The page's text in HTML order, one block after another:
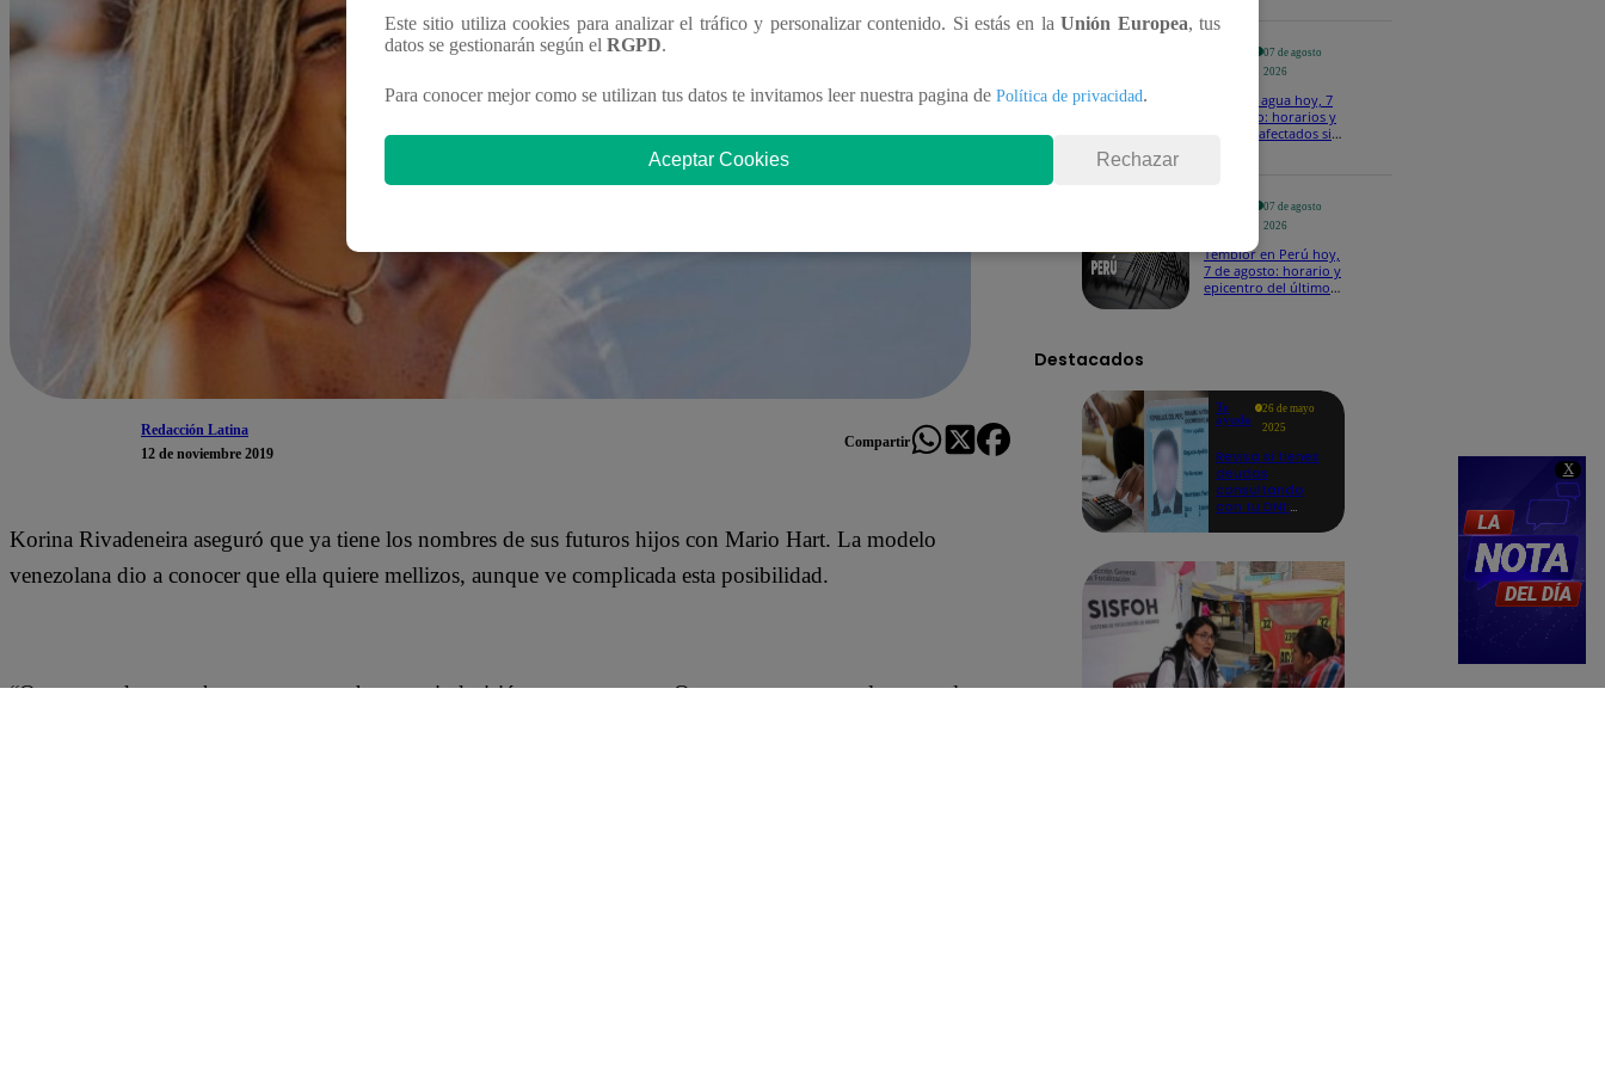
X
Redacción Latina
12 de noviembre 2019
Compartir
Korina Rivadeneira aseguró que ya tiene los nombres de sus futuros hijos con Mario Hart. La modelo
venezolana dio a conocer que ella quiere mellizos, aunque ve complicada esta posibilidad.
“Queremos dos pero hay que esperar, hay una indecisión entre nosotros. Queremos que naturalmente salgan
07 de agosto
2026
Corte de agua hoy, 7
de agosto: horarios y
distritos afectados sin
07 de agosto
2026
Temblor en Perú hoy,
7 de agosto: horario y
epicentro del último
Destacados
Te
ayudo
26 de mayo
2025
Revisa si tienes
deudas
consultando
con tu DNI:
detalles
Este sitio utiliza cookies para analizar el tráfico y personalizar contenido. Si estás en laUnión Europea, tus
datos se gestionarán según el RGPD.
Para conocer mejor como se utilizan tus datos te invitamos leer nuestra pagina de Política de privacidad.
Aceptar Cookies Rechazar